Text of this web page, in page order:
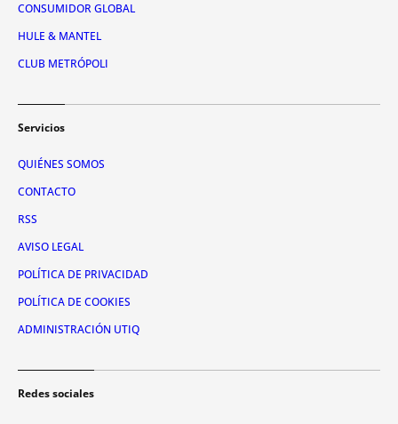
CONSUMIDOR GLOBAL
HULE & MANTEL
CLUB METRÓPOLI
Servicios
QUIÉNES SOMOS
CONTACTO
RSS
AVISO LEGAL
POLÍTICA DE PRIVACIDAD
POLÍTICA DE COOKIES
ADMINISTRACIÓN UTIQ
Redes sociales